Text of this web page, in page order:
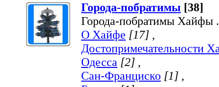
Города-побратимы [38]
Города-побратимы Хайфы .
О Хайфе [17] ,
Достопримечательности
Одесса [2] ,
Сан-Франциско [1] ,